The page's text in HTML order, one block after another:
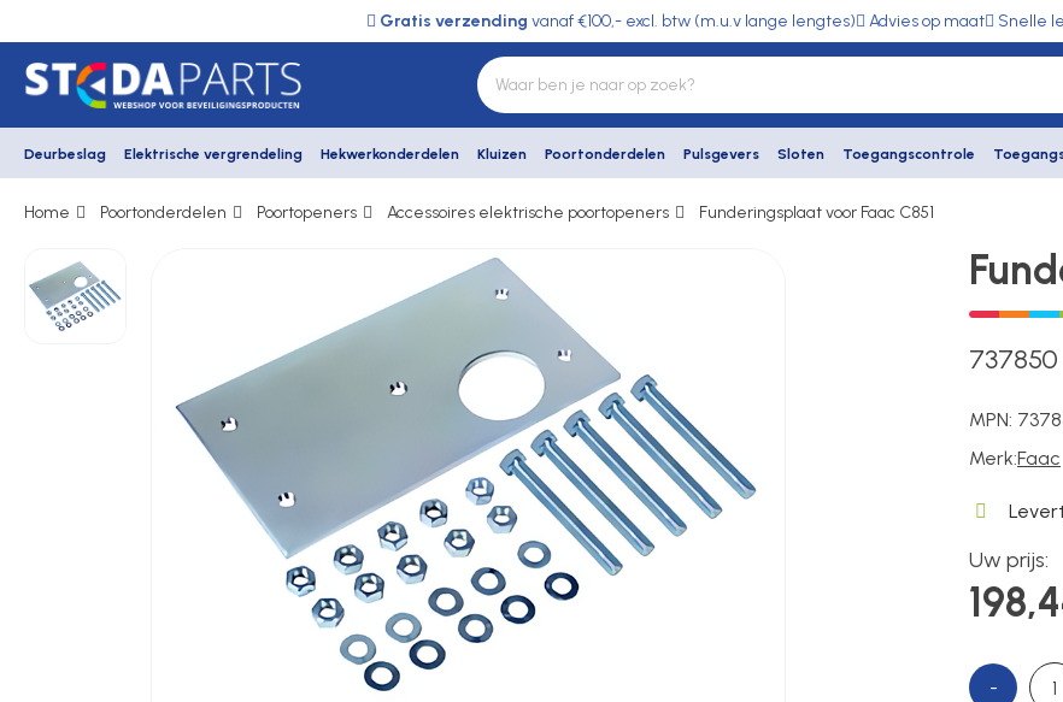
Gratis verzending vanaf €100,- excl. btw (m.u.v lange lengtes) Advies op maat Snelle
Deurbeslag Elektrische vergrendeling Hekwerkonderdelen Kluizen Poortonderdelen Pulsgevers Sloten Toegangscontrole
Deurbeslag
Elektrische vergrendeling
Hekwerkonderdelen
Home Poortonderdelen Poortopeners Accessoires elektrische poortopeners Funderingsplaat voor Faac C851
737850
MPN:
Merk:Faac
Uw prijs:
-